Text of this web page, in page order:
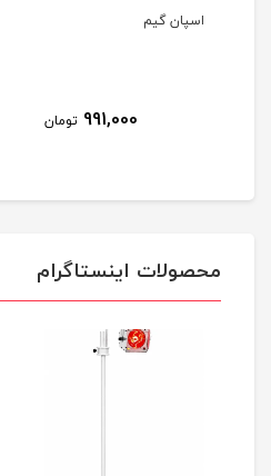
اسپان گیم
991,000 تومان
محصولات اینستاگرام